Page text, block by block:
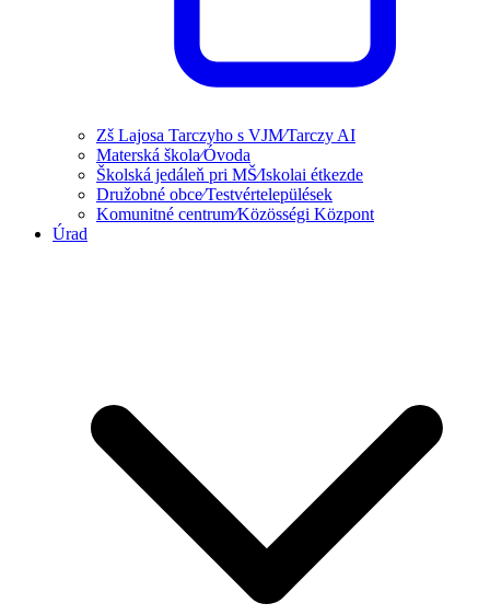
Zš Lajosa Tarczyho s VJM⁄Tarczy AI
Materská škola⁄Óvoda
Školská jedáleň pri MŠ⁄Iskolai étkezde
Družobné obce⁄Testvértelepülések
Komunitné centrum⁄Közösségi Központ
Úrad